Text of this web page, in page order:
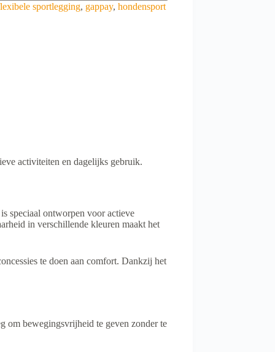
sportlegging, gappay, hondensport
activiteiten en dagelijks gebruik.
speciaal ontworpen voor actieve
in verschillende kleuren maakt het
te doen aan comfort. Dankzij het
om bewegingsvrijheid te geven zonder te